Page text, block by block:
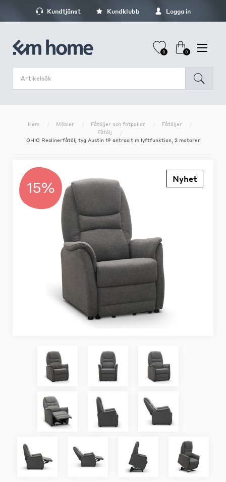
Kundtjänst Kundklubb Logga in
0 0
Hem Möbler Fåtöljer och fotpallar
Fåtöljer
Fåtölj
OHIO Reclinerfåtölj tyg Austin 19 antracit m lyftfunktion, 2 motorer
15% Nyhet